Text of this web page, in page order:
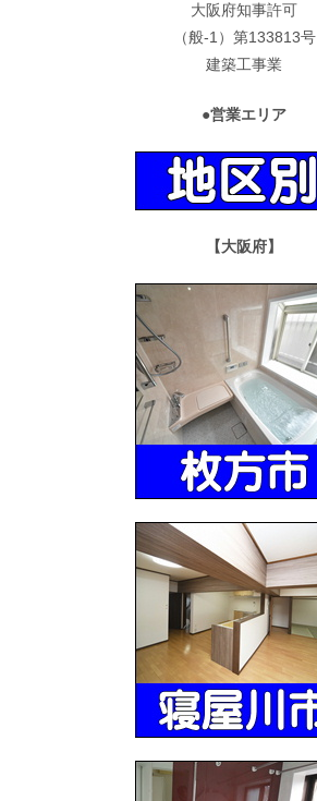
大阪府知事許可
（般-1）第133813号
建築工事業
●営業エリア
【大阪府】